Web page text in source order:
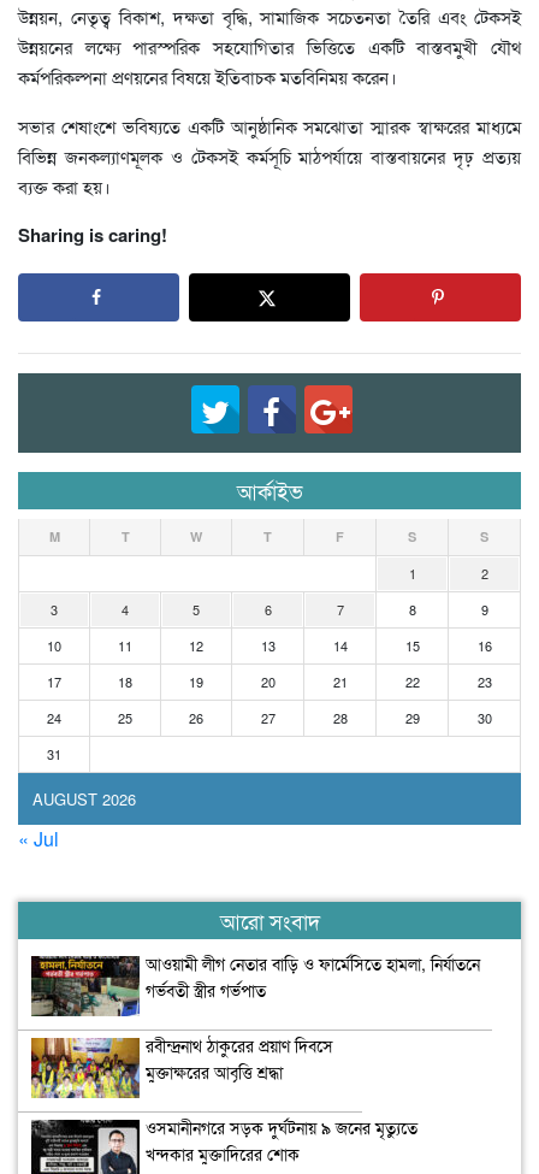
উন্নয়ন, নেতৃত্ব বিকাশ, দক্ষতা বৃদ্ধি, সামাজিক সচেতনতা তৈরি এবং টেকসই
উন্নয়নের লক্ষ্যে পারস্পরিক সহযোগিতার ভিত্তিতে একটি বাস্তবমুখী যৌথ
কর্মপরিকল্পনা প্রণয়নের বিষয়ে ইতিবাচক মতবিনিময় করেন।
সভার শেষাংশে ভবিষ্যতে একটি আনুষ্ঠানিক সমঝোতা স্মারক স্বাক্ষরের মাধ্যমে
বিভিন্ন জনকল্যাণমূলক ও টেকসই কর্মসূচি মাঠপর্যায়ে বাস্তবায়নের দৃঢ় প্রত্যয়
ব্যক্ত করা হয়।
Sharing is caring!
আর্কাইভ
AUGUST 2026
M T W T F S S
1
2
3
4 5 6 7 8
9
10
11 12 13 14 15
16
17
18 19 20 21 22
23
24
25 26 27 28 29
30
31
« Jul
আরো সংবাদ
আওয়ামী লীগ নেতার বাড়ি ও ফার্মেসিতে হামলা, নির্যাতনে
গর্ভবতী স্ত্রীর গর্ভপাত
রবীন্দ্রনাথ ঠাকুরের প্রয়াণ দিবসে
মুক্তাক্ষরের আবৃত্তি শ্রদ্ধা
ওসমানীনগরে সড়ক দুর্ঘটনায় ৯ জনের মৃত্যুতে
খন্দকার মুক্তাদিরের শোক